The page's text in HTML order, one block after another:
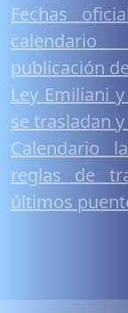
Fechas
publicación
Ley Emiliani
se trasladan
Calendario
reglas de
últimos